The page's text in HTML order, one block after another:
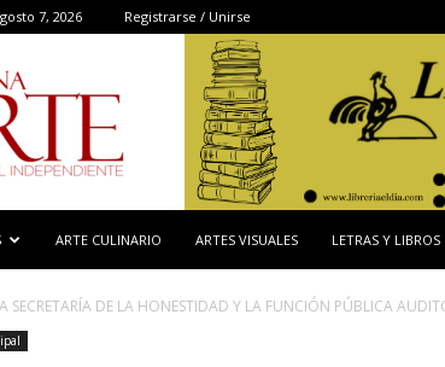
7, 2026 Registrarse / Unirse
ARTE CULINARIO ARTES VISUALES LETRAS Y LIBROS
SECRETARÍA DE LA HONESTIDAD Y LA FUNCIÓN PÚBLICA